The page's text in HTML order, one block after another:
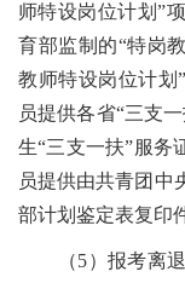
师特设岗位计划”
育部监制的“特岗
教师特设岗位计划
员提供各省“三支
生“三支一扶”服务
员提供由共青团中
部计划鉴定表复印
（5）报考离退